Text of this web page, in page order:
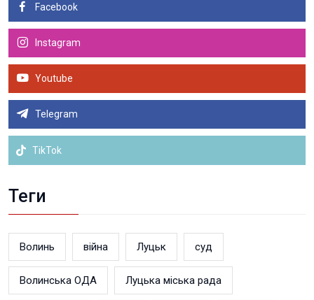
Facebook
Instagram
Youtube
Telegram
TikTok
Теги
Волинь війна Луцьк суд
Волинська ОДА Луцька міська рада